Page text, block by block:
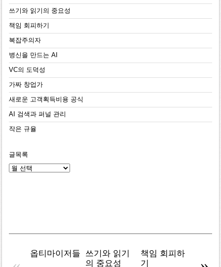
쓰기와 읽기의 중요성
책임 회피하기
복잡주의자
병신을 만드는 AI
VC의 도덕성
가짜 창업가
새로운 고객획득비용 공식
AI 검색과 퍼널 관리
작은 규율
글목록
글
옵티마이저들
쓰기와 읽기
의 중요성
책임 회피하
기